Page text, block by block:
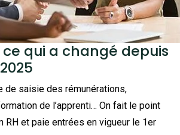
ce qui a changé depuis
de saisie des rémunérations,
de l’apprenti… On fait le point
RH et paie entrées en vigueur le 1er